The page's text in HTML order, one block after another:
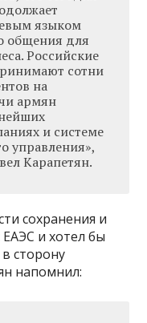
языком
общения для
Российские
сотни
на
армян
и системе
управления»,
Карапетян.
сохранения и
ЕАЭС и хотел бы
сторону
напомнил: